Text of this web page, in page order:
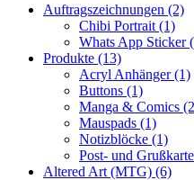
Auftragszeichnungen (2)
Chibi Portrait (1)
Whats App Sticker
Produkte (13)
Acryl Anhänger(1)
Buttons (1)
Manga & Comics
Mauspads (1)
Notizblöcke (1)
Post- und
Altered Art (MTG) (6)